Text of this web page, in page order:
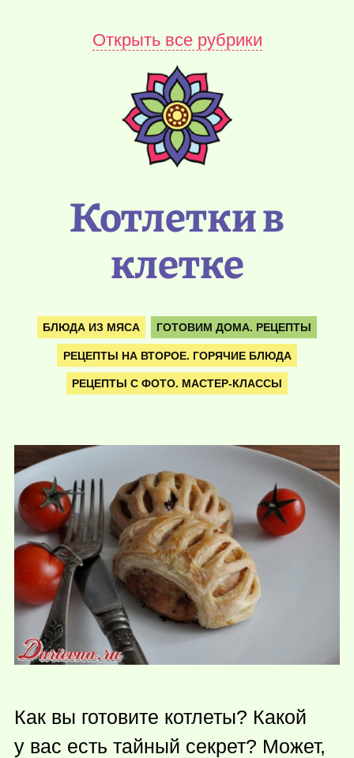
Открыть все рубрики
Котлетки в
клетке
БЛЮДА ИЗ МЯСА ГОТОВИМ ДОМА. РЕЦЕПТЫ
РЕЦЕПТЫ НА ВТОРОЕ. ГОРЯЧИЕ БЛЮДА
РЕЦЕПТЫ С ФОТО. МАСТЕР-КЛАССЫ
Как вы готовите котлеты? Какой
у вас есть тайный секрет? Может,